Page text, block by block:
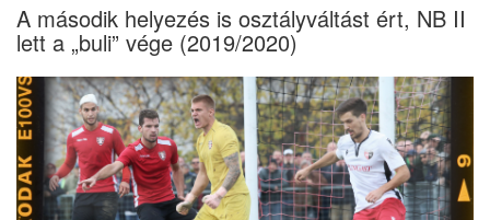
A második helyezés is osztályváltást ért, NB II
lett a „buli” vége (2019/2020)